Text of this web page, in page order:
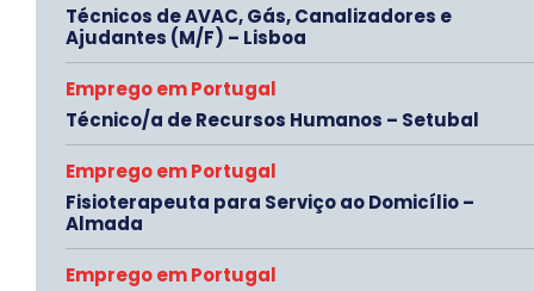
Técnicos de AVAC, Gás, Canalizadores e
Ajudantes (M/F) – Lisboa
Emprego em Portugal
Técnico/a de Recursos Humanos – Setubal
Emprego em Portugal
Fisioterapeuta para Serviço ao Domicílio –
Almada
Emprego em Portugal